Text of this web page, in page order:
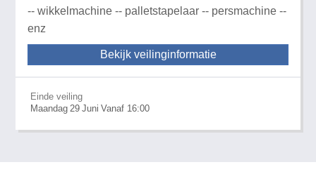
-- wikkelmachine -- palletstapelaar -- persmachine --
enz
Bekijk veilinginformatie
Einde veiling
Maandag 29 Juni Vanaf 16:00